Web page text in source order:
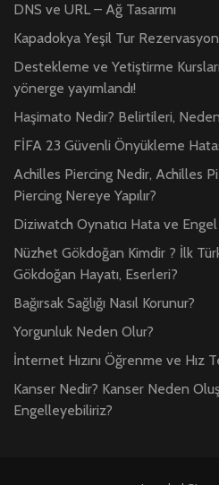
DNS ve URL – Ağ Tasarımı
Kapadokya Yeşil Tur
Destekleme ve Yetiştirme
yönerge yayımlandı!
Haşimato Nedir? Belirtileri,
FİFA 23 Güvenli Önyükleme
Achilles Piercing Nedir, Achilles
Piercing Nereye Yapılır?
Diziwatch Oynatıcı Hata ve
Nüzhet Gökdoğan Kimdir ? İlk
Gökdoğan Hayatı, Eserleri?
Bağırsak Sağlığı Nasıl Korunur?
Yorgunluk Neden Olur?
İnternet Hızını Öğrenme ve Hız
Kanser Nedir? Kanser Neden
Engelleyebiliriz?